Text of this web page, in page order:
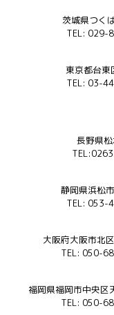
茨城県つく
TEL: 029-
東京都台
TEL: 03-
長野県
静岡県浜松
TEL: 053-
大阪府大阪市北
TEL: 050-
福岡県福岡市中央区
TEL: 050-